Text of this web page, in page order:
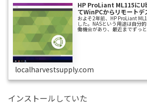
HP ProLiant ML115に
てWinPCからリモートデ
およそ2年前、HP ProLiant
した。NASという用途は自分
働機会があり、最近までずっ
localharvestsupply.com
インストールしていた